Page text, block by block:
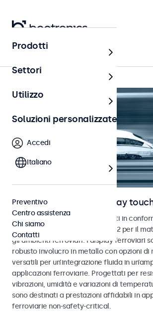
Home
Monitor ferroviari e display
Monitor e touchscreen sviluppati in
alle norme EN 50155 e EN 45545-2 per il
gli ambienti ferroviari. I display ferroviari
robusto involucro in metallo con opzioni di
versatili per un’integrazione fluida in
applicazioni ferroviarie. Progettati per
vibrazioni, umidità e variazioni di
sono destinati a prestazioni affidabili in
ferroviarie non-safety-critical.
Prodotti
Settori
Utilizzo
Soluzioni personalizzate
Accedi
Italiano
Preventivo
Centro assistenza
Chi siamo
Contatti